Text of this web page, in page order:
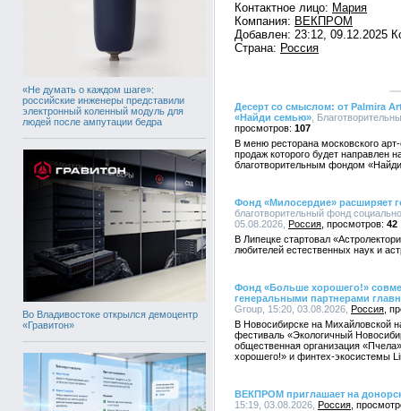
«Не думать о каждом шаге»:
российские инженеры представили
электронный коленный модуль для
людей после ампутации бедра
Во Владивостоке открылся демоцентр
«Гравитон»
Контактное лицо: Мария
Компания: ВЕКПРОМ
Добавлен: 23:12, 09.12.2025
Страна: Россия
Десерт со смыслом: от Palmira
«Найди семью» ,
107
В меню ресторана московского
продаж которого будет направлен
благотворительным фондом
Фонд «Милосердие» расширяет
благотворительный фонд
05.08.2026, Россия
42
В Липецке стартовал
любителей естественных наук и
Фонд «Больше хорошего!»
генеральными партнерами
Group, 15:20, 03.08.2026, Россия
В Новосибирске на Михайловской
фестиваль «Экологичный
общественная организация
хорошего!» и финтех-экосистемы
ВЕКПРОМ приглашает на
15:19, 03.08.2026, Россия